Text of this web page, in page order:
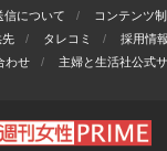
信について
コンテンツ
先 タレコミ 採用情報
わせ
主婦と生活社公式